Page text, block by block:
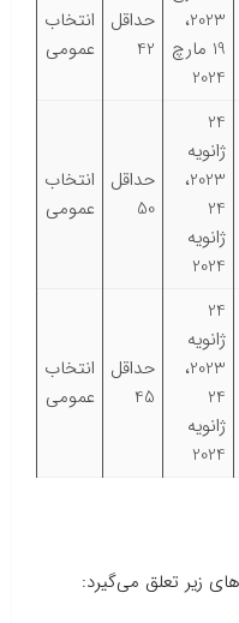
2023،
19 مارچ
2024
حداقل
42
انتخاب
عمومی
24
ژانویه
2023،
24
ژانویه
2024
حداقل
50
انتخاب
عمومی
24
ژانویه
2023،
24
ژانویه
2024
حداقل
45
انتخاب
عمومی
زیر تعلق می‌گیرد: